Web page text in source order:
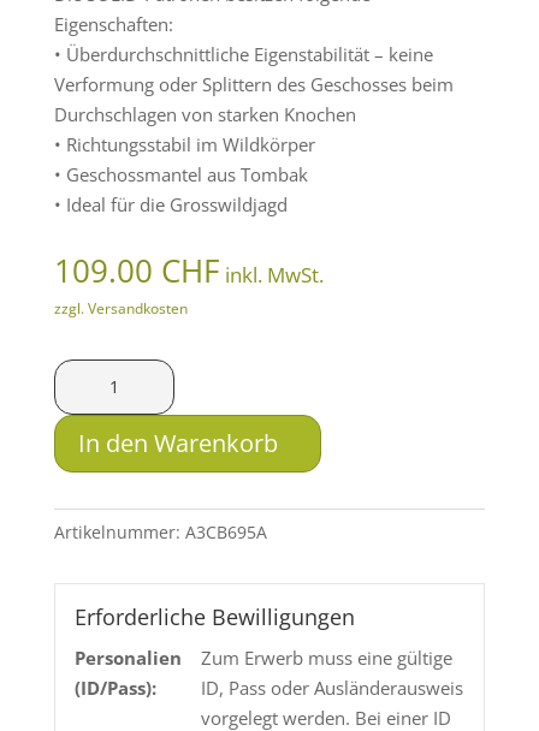
Eigenschaften:
• Überdurchschnittliche Eigenstabilität – keine
Verformung oder Splittern des Geschosses beim
Durchschlagen von starken Knochen
• Richtungsstabil im Wildkörper
• Geschossmantel aus Tombak
• Ideal für die Grosswildjagd
109.00 CHF inkl. MwSt.
zzgl. Versandkosten
LFB
Solid
.375
Flanged
NE
VMR
19.4g
In den Warenkorb
Artikelnummer: A3CB695A
Erforderliche Bewilligungen
Personalien
(ID/Pass):
Zum Erwerb muss eine gültige
ID, Pass oder Ausländerausweis
vorgelegt werden. Bei einer ID